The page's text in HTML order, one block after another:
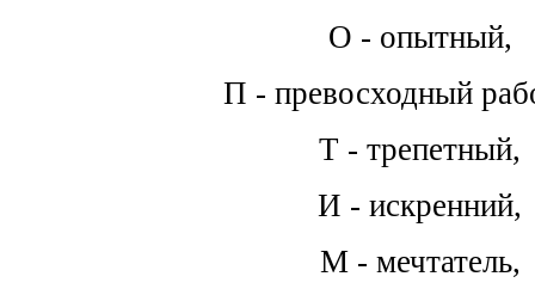
О - опытный,
П - превосходный
Т - трепетный,
И - искренний,
М - мечтатель,